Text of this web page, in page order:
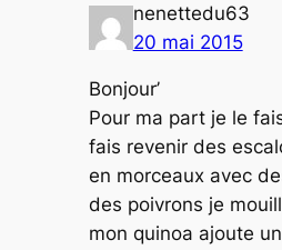
nenettedu63
20 mai 2015
Bonjour’
Pour ma part je le
fais revenir des
en morceaux avec
des poivrons je
mon quinoa ajoute